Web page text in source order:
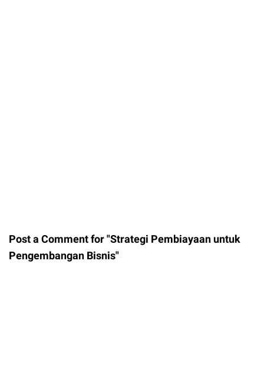
Post a Comment for "Strategi Pembiayaan untuk
Pengembangan Bisnis"